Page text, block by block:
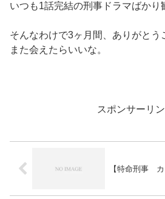
いつも1話完結の刑事ドラマばかり
そんなわけで3ヶ月間、ありがとう
また会えたらいいな。
スポンサーリ
【特命刑事